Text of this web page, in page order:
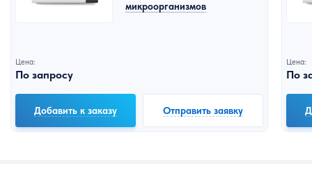
микроорганизмов
Цена:
По запросу
Добавить к заказу Отправить заявку
Цена:
По